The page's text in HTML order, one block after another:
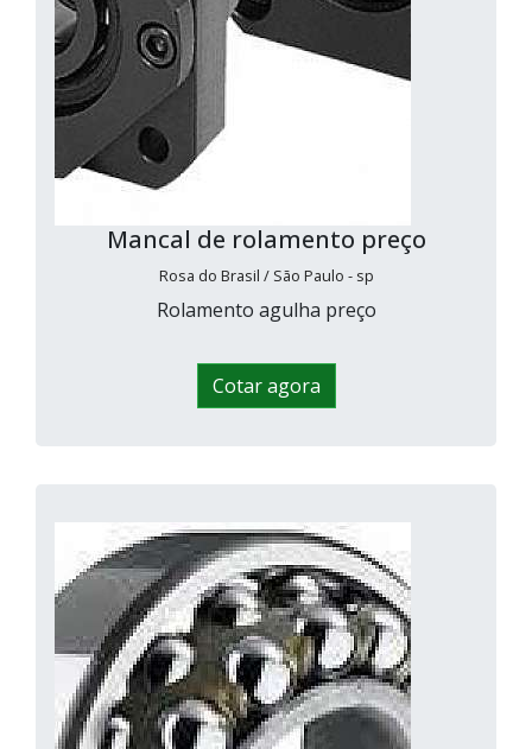
Mancal de rolamento preço
Rosa do Brasil / São Paulo - sp
Rolamento agulha preço
Cotar agora